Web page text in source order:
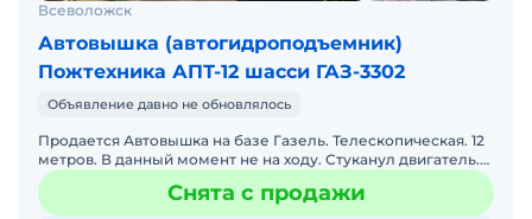
Всеволожск
Автовышка (автогидроподъемник)
Пожтехника АПТ-12 шасси ГАЗ-3302
Объявление давно не обновлялось
Продается Автовышка на базе Газель. Телескопическая. 12
метров. В данный момент не на ходу. Стуканул двигатель.
Купил 402, он не совсем подходит. Буду менять. Н
Снята с продажи